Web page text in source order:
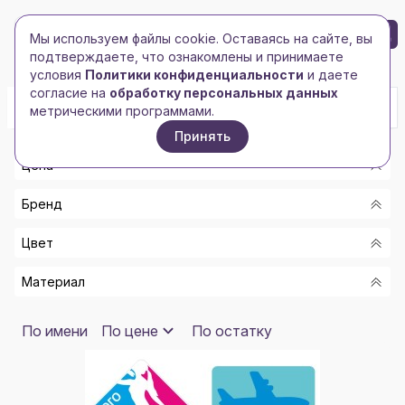
Toggle navigation
Toggle navigation
БРЕНД-ЛОГО 0
Главная/Дом/Интерьерные подарки
Цена
От
До
Бренд
-
DIGMA
Цвет
ШКАФ- КОРИЧНЕВЫЙ/ПРОЗРАЧНЫЙ, ЗНАК ЗОДИАКА-
ЗЕЛЕНЫЙ, КРАСНЫЙ, БЕЛЫЙ
КОРИЧНЕВЫЙ, ДИПЛОМАТ- БОРДОВЫЙ/ЗОЛОТИСТЫЙ
ФУТЛЯР- ТЕМНО-КОРИЧНЕВЫЙ/БОРДОВЫЙ, СТОПКИ-
Материал
МЕТАЛЛ, ПОСЕРЕБРЕНИЕ
ЗОДИАКА- БРОНЗА ПАТИНИРОВАННАЯ, ЗМЕЕВИК
НЕРЖАВЕЮЩАЯ СТАЛЬ/ДЕРЕВО, ДИПЛОМАТ-
По имени По цене По остатку
Мы используем файлы cookie. Оставаясь на сайте, вы
подтверждаете, что ознакомлены и принимаете
условия Политики конфиденциальности и даете
согласие на обработку персональных данных
метрическими программами.
Принять